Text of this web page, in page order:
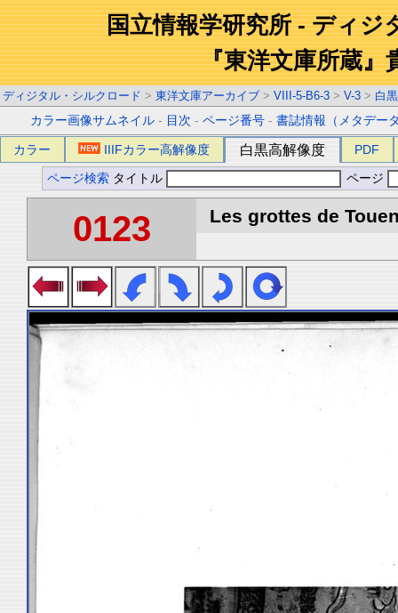
国立情報学研究所 - ディジ
『東洋文庫所蔵』
ディジタル・シルクロード > 東洋文庫アーカイブ > VIII-5-B6-3 > V-3 > 白
カラー画像サムネイル - 目次 -ページ番号 -書誌情報（メタデー
カラー IIIFカラー高解像度 白黒高解像度 PDF
ページ検索 タイトル ページ
0123 Les grottes de